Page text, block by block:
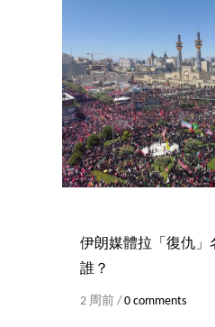
伊朗媒體拉「復仇」
誰？
2 周前 / 0 comments